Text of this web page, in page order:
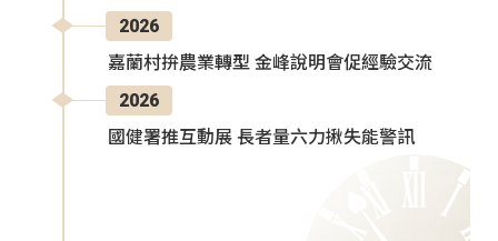
2026
嘉蘭村拚農業轉型 金峰說明會促經驗交流
2026
國健署推互動展 長者量六力揪失能警訊